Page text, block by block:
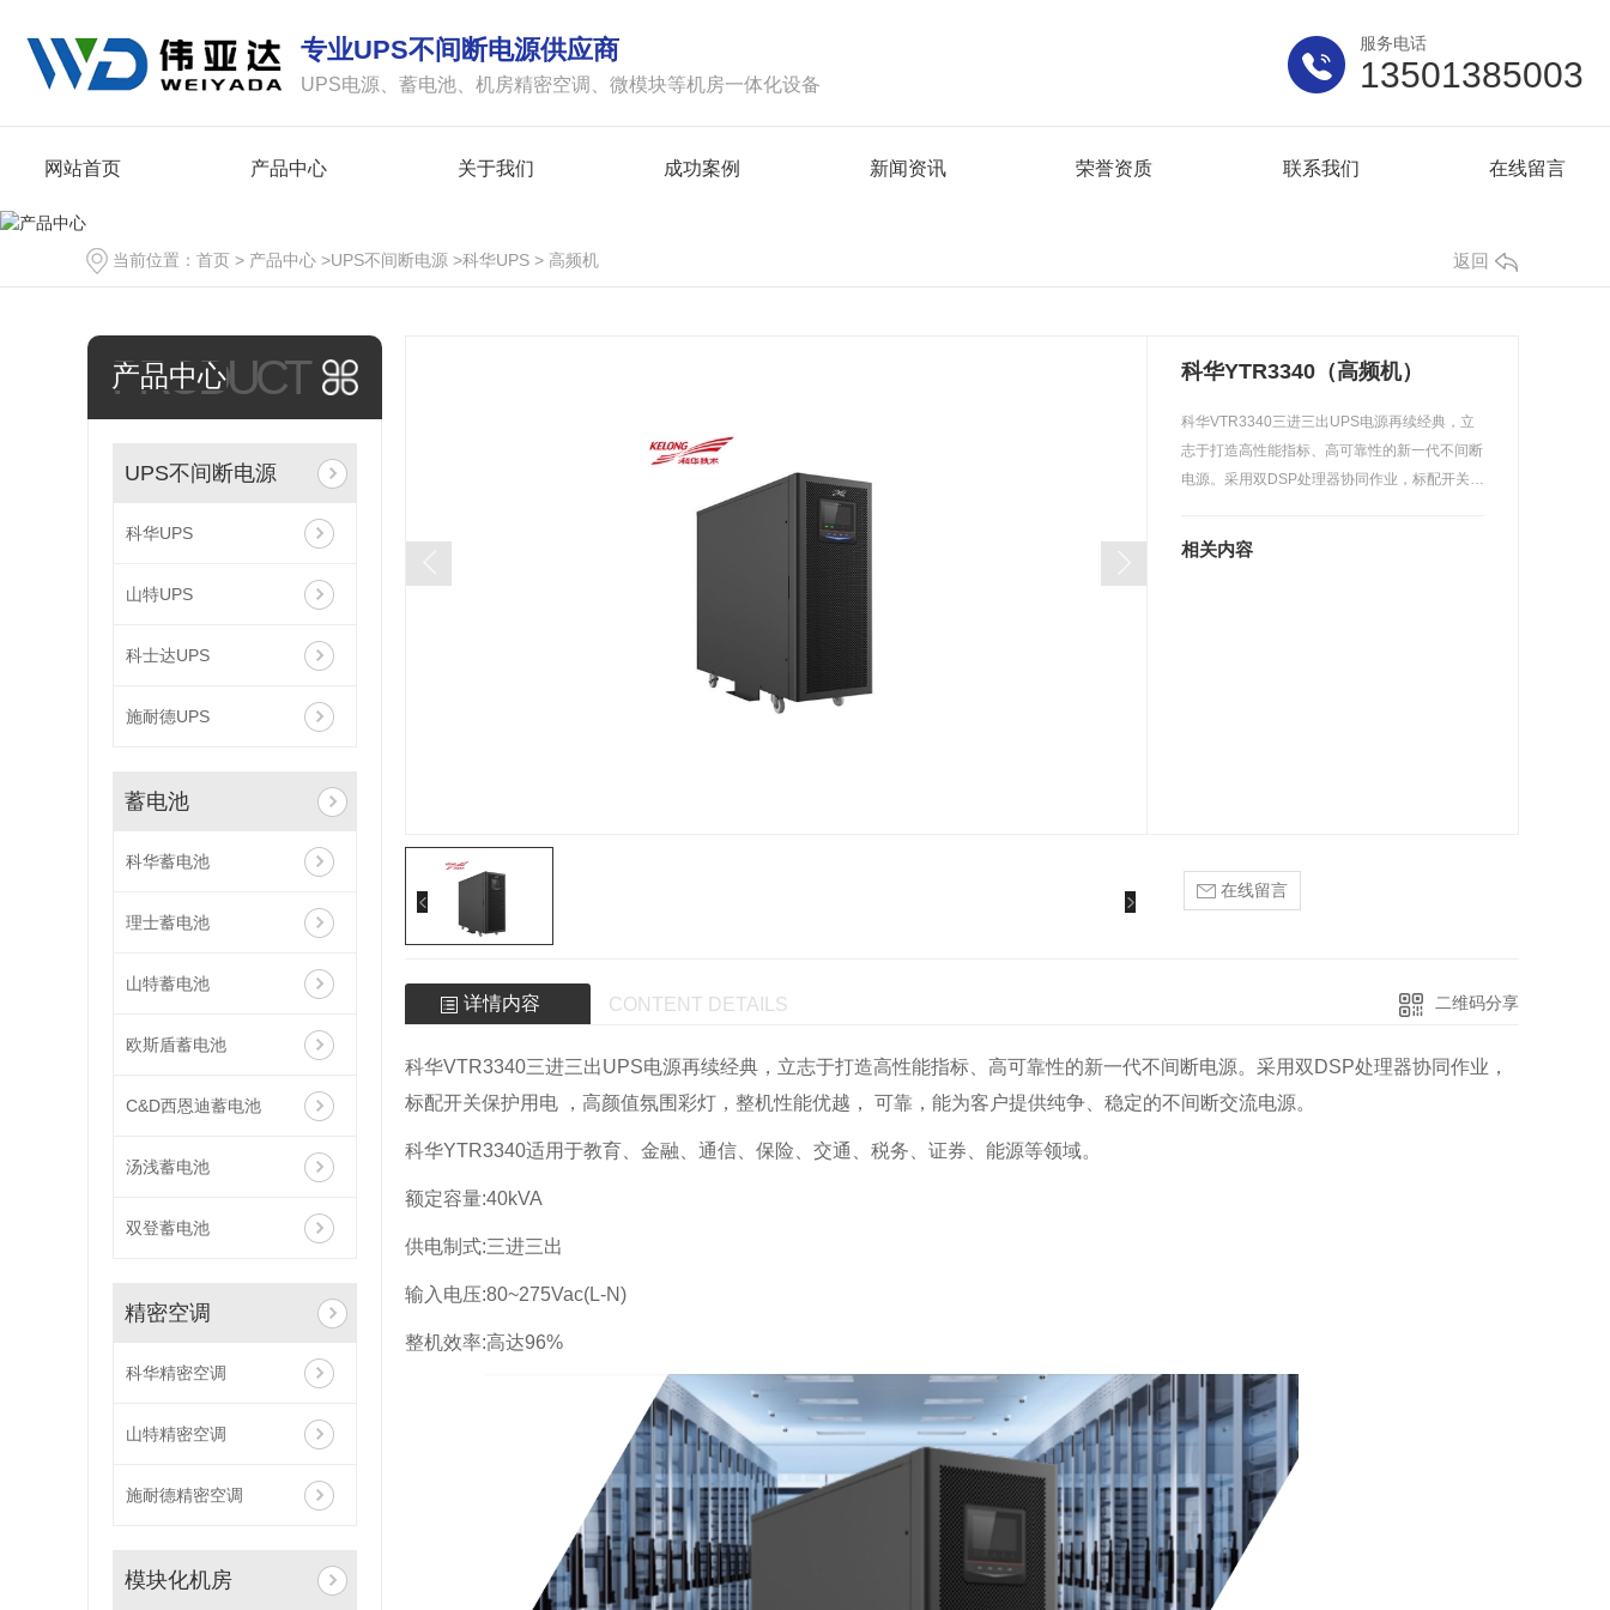
专业UPS不间断电源供应商
UPS电源、蓄电池、机房精密空调、微模块等机房一体化设备
服务电话
13501385003
网站首页 产品中心 关于我们 成功案例 新闻资讯 荣誉资质 联系我们 在线留言
当前位置： 首页 > 产品中心 >UPS不间断电源 >科华UPS > 高频机 返回
PRODUCT
产品中心
UPS不间断电源
科华UPS
山特UPS
科士达UPS
施耐德UPS
蓄电池
科华蓄电池
理士蓄电池
山特蓄电池
欧斯盾蓄电池
C&D西恩迪蓄电池
汤浅蓄电池
双登蓄电池
精密空调
科华精密空调
山特精密空调
施耐德精密空调
模块化机房
科华YTR3340（高频机）
科华VTR3340三进三出UPS电源再续经典，立
志于打造高性能指标、高可靠性的新一代不间断
电源。采用双DSP处理器协同作业，标配开关
相关内容
在线留言
详情内容 CONTENT DETAILS 二维码分享
科华VTR3340三进三出UPS电源再续经典，立志于打造高性能指标、高可靠性的新一代不间断电源。采用双DSP处理器协同作业，
标配开关保护用电 ，高颜值氛围彩灯，整机性能优越， 可靠，能为客户提供纯争、稳定的不间断交流电源。
科华YTR3340适用于教育、金融、通信、保险、交通、税务、证券、能源等领域。
额定容量:40kVA
供电制式:三进三出
输入电压:80~275Vac(L-N)
整机效率:高达96%